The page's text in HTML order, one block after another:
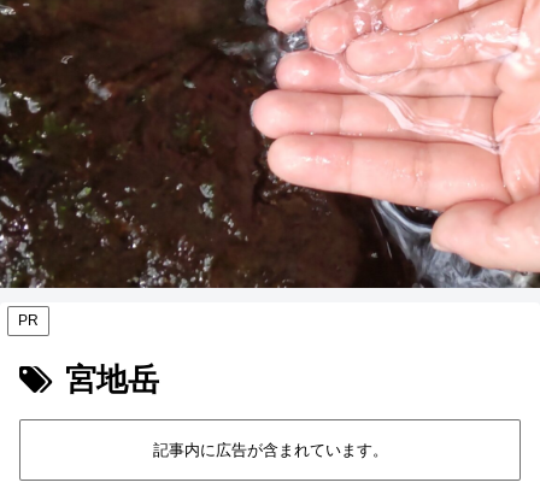
PR
宮地岳
記事内に広告が含まれています。